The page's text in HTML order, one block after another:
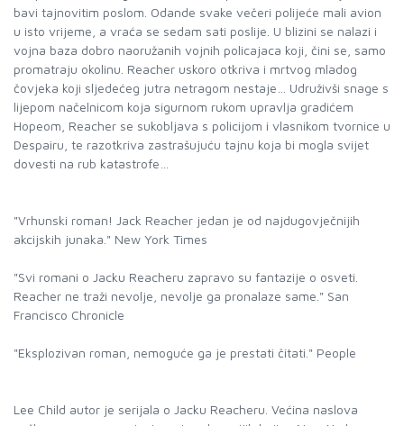
bavi tajnovitim poslom. Odande svake večeri polijeće mali avion
u isto vrijeme, a vraća se sedam sati poslije. U blizini se nalazi i
vojna baza dobro naoružanih vojnih policajaca koji, čini se, samo
promatraju okolinu. Reacher uskoro otkriva i mrtvog mladog
čovjeka koji sljedećeg jutra netragom nestaje… Udruživši snage s
lijepom načelnicom koja sigurnom rukom upravlja gradićem
Hopeom, Reacher se sukobljava s policijom i vlasnikom tvornice u
Despairu, te razotkriva zastrašujuću tajnu koja bi mogla svijet
dovesti na rub katastrofe…
"Vrhunski roman! Jack Reacher jedan je od najdugovječnijih
akcijskih junaka." New York Times
"Svi romani o Jacku Reacheru zapravo su fantazije o osveti.
Reacher ne traži nevolje, nevolje ga pronalaze same." San
Francisco Chronicle
"Eksplozivan roman, nemoguće ga je prestati čitati." People
Lee Child autor je serijala o Jacku Reacheru. Većina naslova